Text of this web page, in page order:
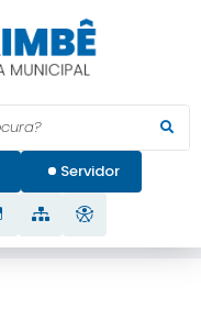
Servidor